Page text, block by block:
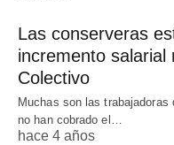
Las conserveras
incremento salarial
Colectivo
Muchas son las
no han cobrado el…
hace 4 años